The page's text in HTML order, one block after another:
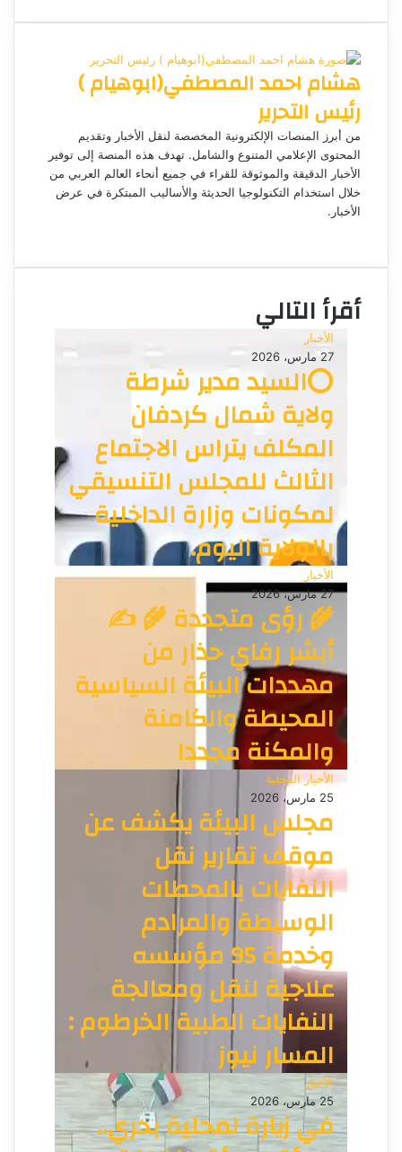
ل
ر
د
إ
ل
ك
ت
ي
س
و
ك
س
ج
س
ج
ر
ت
ا
ب
ل
ر
ا
هشام احمد المصطفي(ابوهيام )
رئيس التحرير
من أبرز المنصات الإلكترونية المخصصة لنقل الأخبار وتقديم
المحتوى الإعلامي المتنوع والشامل. تهدف هذه المنصة إلى توفير
الأخبار الدقيقة والموثوقة للقراء في جميع أنحاء العالم العربي من
خلال استخدام التكنولوجيا الحديثة والأساليب المبتكرة في عرض
الأخبار.
ق
اأقرأ التالي
الأخبار
27 مارس، 2026
⭕السيد مدير شرطة
ولاية شمال كردفان
المكلف يتراس الاجتماع
الثالث للمجلس التنسيقي
لمكونات وزارة الداخلية
بالولاية اليوم.
الأخبار
27 مارس، 2026
🌾 رؤى متجددة 🌾 ✍️
أبشر رفاي حذار من
مهددات البيئة السياسية
المحيطة والكامنة
والمكنة مجددا
الأخبار المحلية
25 مارس، 2026
مجلس البيئة يكشف عن
موقف تقارير نقل
النفايات بالمحطات
الوسيطة والمرادم
وخدمة 95 مؤسسه
علاجية لنقل ومعالجة
النفايات الطبية الخرطوم :
المسار نيوز
الأخبار
25 مارس، 2026
في زيارة لمحلية بحري..